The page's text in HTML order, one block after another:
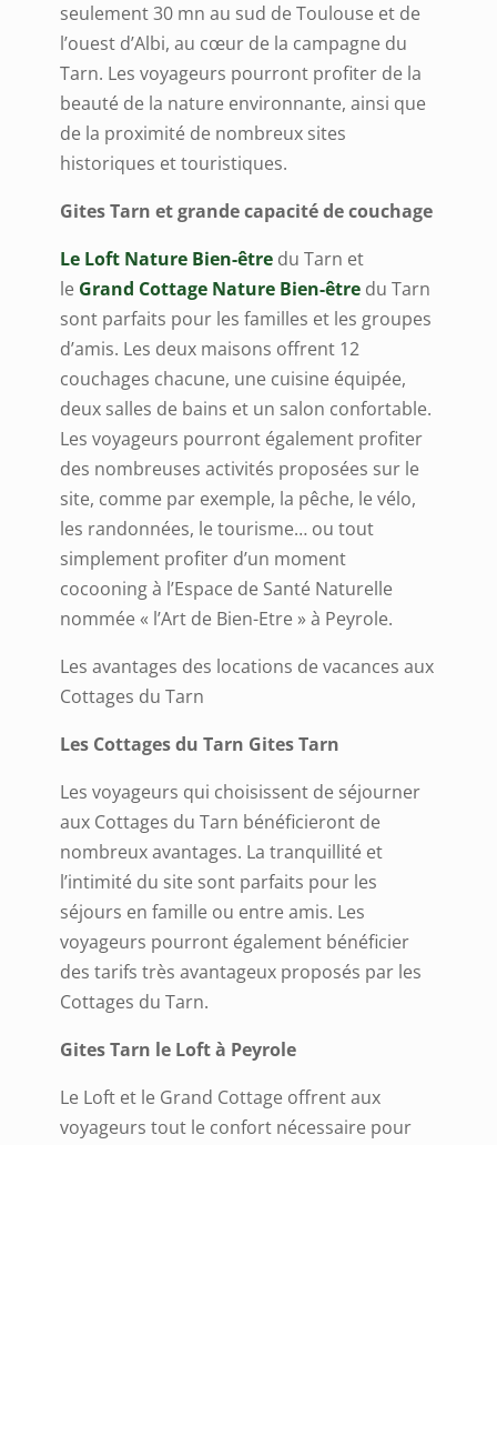
seulement 30 mn au sud de Toulouse et de
l’ouest d’Albi, au cœur de la campagne du
Tarn. Les voyageurs pourront profiter de la
beauté de la nature environnante, ainsi que
de la proximité de nombreux sites
historiques et touristiques.
Gites Tarn et grande capacité de couchage
Le Loft Nature Bien-être du Tarn et
le Grand Cottage Nature Bien-être du Tarn
sont parfaits pour les familles et les groupes
d’amis. Les deux maisons offrent 12
couchages chacune, une cuisine équipée,
deux salles de bains et un salon confortable.
Les voyageurs pourront également profiter
des nombreuses activités proposées sur le
site, comme par exemple, la pêche, le vélo,
les randonnées, le tourisme… ou tout
simplement profiter d’un moment
cocooning à l’Espace de Santé Naturelle
nommée « l’Art de Bien-Etre » à Peyrole.
Les avantages des locations de vacances aux
Cottages du Tarn
Les Cottages du Tarn Gites Tarn
Les voyageurs qui choisissent de séjourner
aux Cottages du Tarn bénéficieront de
nombreux avantages. La tranquillité et
l’intimité du site sont parfaits pour les
séjours en famille ou entre amis. Les
voyageurs pourront également bénéficier
des tarifs très avantageux proposés par les
Cottages du Tarn.
Gites Tarn le Loft à Peyrole
Le Loft et le Grand Cottage offrent aux
voyageurs tout le confort nécessaire pour